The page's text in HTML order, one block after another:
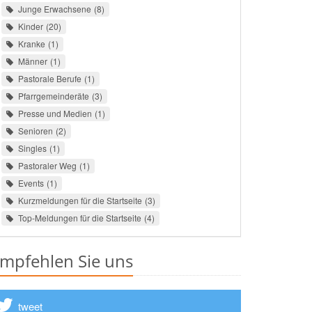
Junge Erwachsene 8
Kinder 20
Kranke 1
Männer 1
Pastorale Berufe 1
Pfarrgemeinderäte 3
Presse und Medien 1
Senioren 2
Singles 1
Pastoraler Weg 1
Events 1
Kurzmeldungen für die Startseite 3
Top-Meldungen für die Startseite 4
Sie uns
tweet